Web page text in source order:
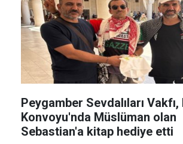
Peygamber Sevdalıları
Konvoyu'nda Müslüman olan
Sebastian'a kitap hediye etti